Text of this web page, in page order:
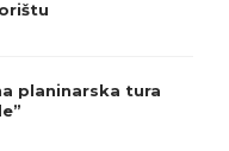
planinarska tura